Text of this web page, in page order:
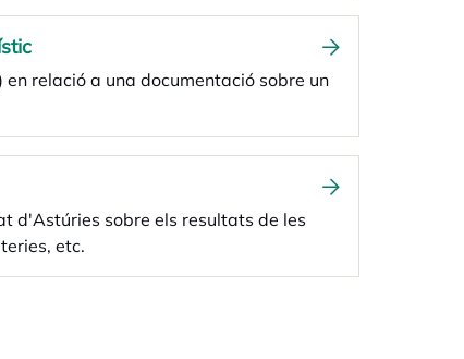
relació a una documentació sobre un
d'Astúries sobre els resultats de les
etc.